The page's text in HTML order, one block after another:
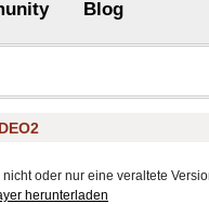
Blog
oder nur eine veraltete
herunterladen